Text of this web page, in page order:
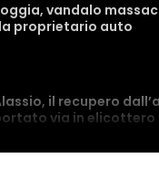
vandalo
proprietario auto
il recupero
via in elicottero